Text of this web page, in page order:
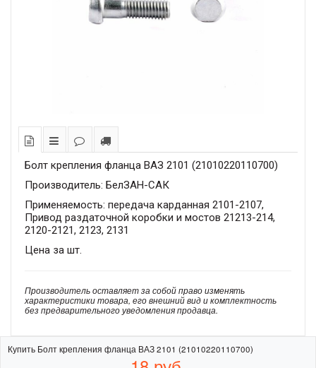
Болт крепления фланца ВАЗ 2101 (21010220110700)
Производитель: БелЗАН-САК
Применяемость: передача карданная 2101-2107,
Привод раздаточной коробки и мостов 21213-214,
2120-2121, 2123, 2131
Цена за шт.
Производитель оставляет за собой право изменять
характеристики товара, его внешний вид и комплектность
без предварительного уведомления продавца.
Купить Болт крепления фланца ВАЗ 2101 (21010220110700)